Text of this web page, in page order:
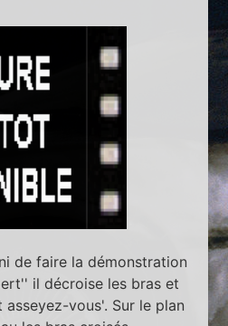
de faire la démonstration
il décroise les bras et
vous'. Sur le plan